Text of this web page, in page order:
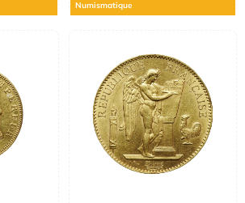
Numismatique